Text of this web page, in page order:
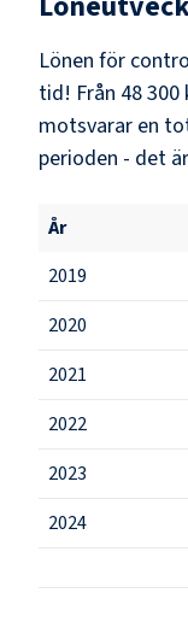
Lönen för
tid! Från 48 300
motsvarar en
perioden - det
År
2019
2020
2021
2022
2023
2024